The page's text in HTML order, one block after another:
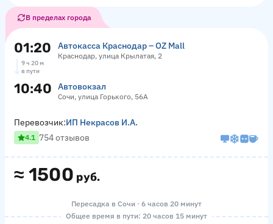
В пределах города
01:20 Автокасса Краснодар – OZ Mall
Краснодар, улица Крылатая, 2
9 ч 20 м
в пути
10:40 Автовокзал
Сочи, улица Горького, 56А
≈ 1500 руб.
Перевозчик:ИП Некрасов И.А.
4.1 754 отзывов
Пересадка в Сочи · 6 часов 20 минут
Общее время в пути: 20 часов 15 минут